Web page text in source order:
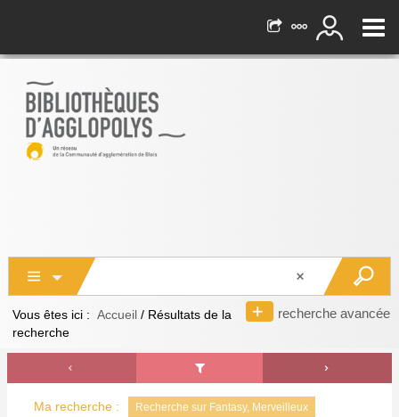
recherche avancée
Vous êtes ici : Accueil / Résultats de la
recherche
Ma recherche : Recherche sur Fantasy, Merveilleux